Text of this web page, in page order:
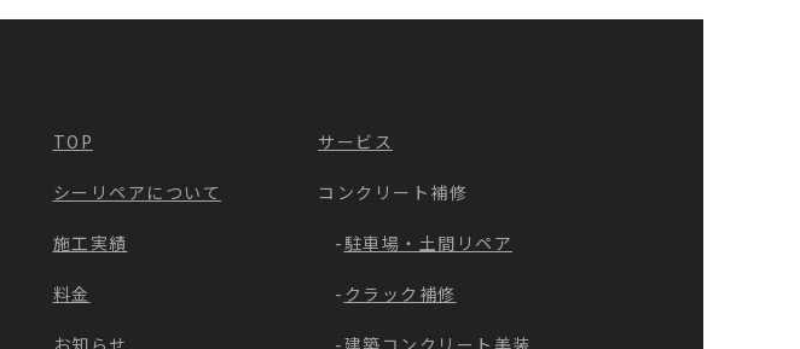
TOP
シーリペアについて
施工実績
料金
お知らせ
サービス
コンクリート補修
駐車場・土間リペア
クラック補修
建築コンクリート美装